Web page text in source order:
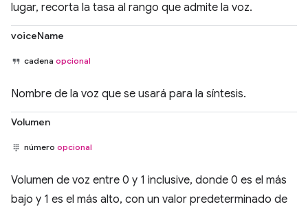
lugar, recorta la tasa al rango que admite la voz.
voiceName
cadena opcional
Nombre de la voz que se usará para la síntesis.
Volumen
número opcional
Volumen de voz entre 0 y 1 inclusive, donde 0 es el más
bajo y 1 es el más alto, con un valor predeterminado de